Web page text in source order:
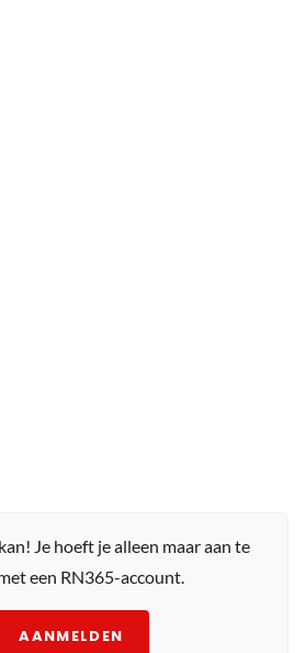
Je hoeft je alleen maar aan te
een RN365-account.
AANMELDEN